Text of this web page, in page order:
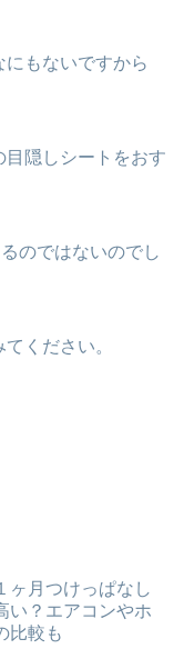
もないですから
隠しシートをおす
のではないのでし
ください。
ヶ月つけっぱなし
い？エアコンやホ
比較も